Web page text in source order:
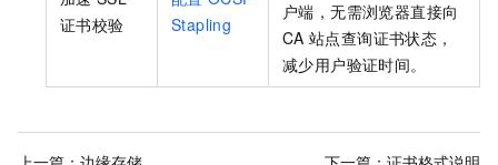
证书校验
Stapling
户端，无需浏览器直接向
CA 站点查询证书状态，
减少用户验证时间。